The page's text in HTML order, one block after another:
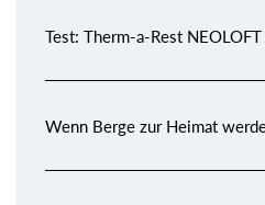
Test: Therm-a-Rest
Wenn Berge zur Heimat